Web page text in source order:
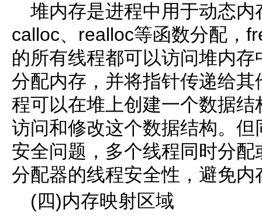
堆内存是进程中用于动态
calloc、realloc等函数分配，
的所有线程都可以访问堆内
分配内存，并将指针传递给
程可以在堆上创建一个数据
访问和修改这个数据结构。
安全问题，多个线程同时分
分配器的线程安全性，避免
(四)内存映射区域